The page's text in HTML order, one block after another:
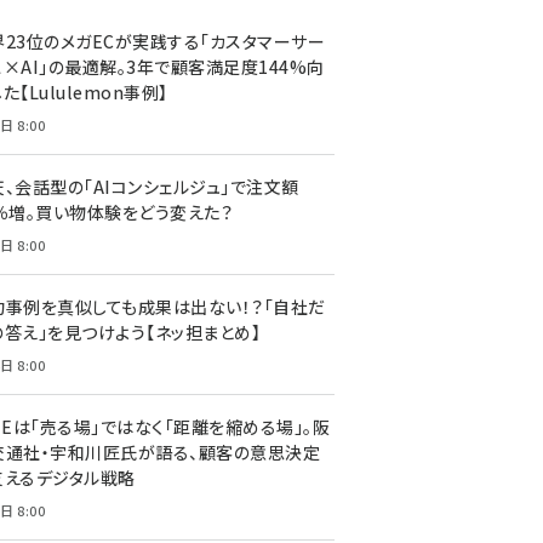
位のメガECが実践する「カスタマーサー
×AI」の最適解。3年で顧客満足度144%向
【Lululemon事例】
8:00
会話型の「AIコンシェルジュ」で注文額
増。買い物体験をどう変えた？
8:00
例を真似しても成果は出ない！？「自社だ
え」を見つけよう【ネッ担まとめ】
8:00
は「売る場」ではなく「距離を縮める場」。阪
社・宇和川匠氏が語る、顧客の意思決定
るデジタル戦略
8:00